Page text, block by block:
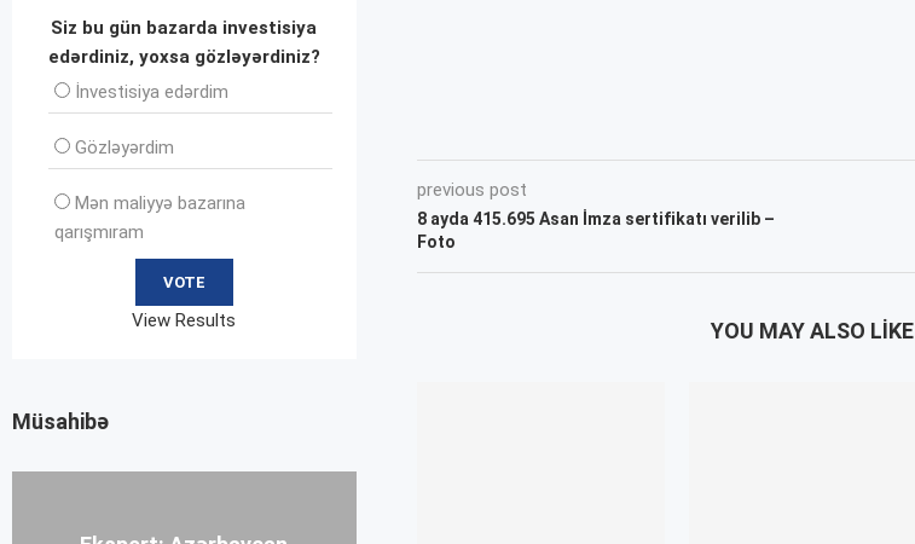
previous post
8 ayda 415.695 Asan İmza sertifikatı verilib –
Foto
YOU MAY ALSO LIKE
Siz bu gün bazarda investisiya
edərdiniz, yoxsa gözləyərdiniz?
İnvеstisiya edərdim
Gözləyərdim
Mən maliyyə bazarına
qarışmıram
View Results
Müsahibə